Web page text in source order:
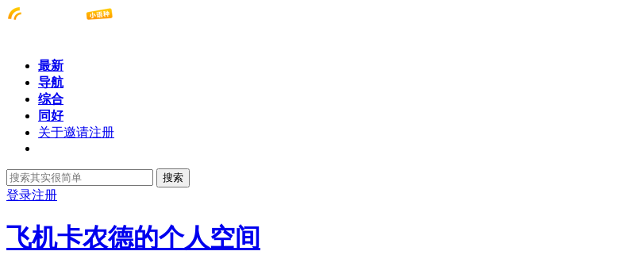
最新
导航
综合
同好
关于邀请注册
搜索
登录注册
飞机卡农德的个人空间